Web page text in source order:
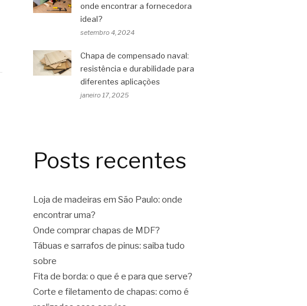
onde encontrar a fornecedora
ideal?
setembro 4, 2024
Chapa de compensado naval:
resistência e durabilidade para
diferentes aplicações
janeiro 17, 2025
Posts recentes
Loja de madeiras em São Paulo: onde
encontrar uma?
Onde comprar chapas de MDF?
Tábuas e sarrafos de pinus: saiba tudo
sobre
Fita de borda: o que é e para que serve?
Corte e filetamento de chapas: como é